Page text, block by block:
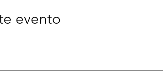
evento